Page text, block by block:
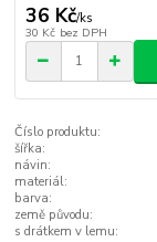
36 Kč/ks
30 Kč bez DPH
Číslo produktu:
šířka:
návin:
materiál:
barva:
země původu:
s drátkem v lemu: